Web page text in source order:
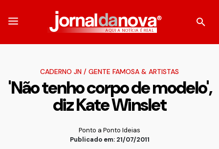
CADERNO JN / GENTE FAMOSA & ARTISTAS
'Não tenho corpo de modelo',
diz Kate Winslet
Ponto a Ponto Ideias
Publicado em: 21/07/2011